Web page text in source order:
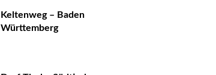
Keltenweg – Baden
Württemberg